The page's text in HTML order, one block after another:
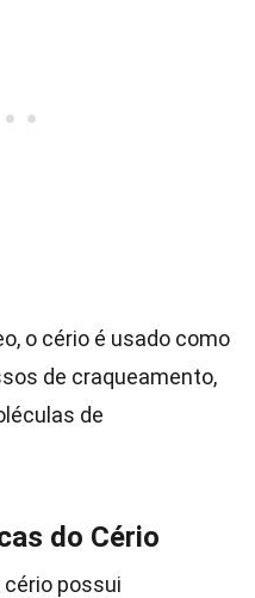
o cério é usado como
de craqueamento,
de
do Cério
possui